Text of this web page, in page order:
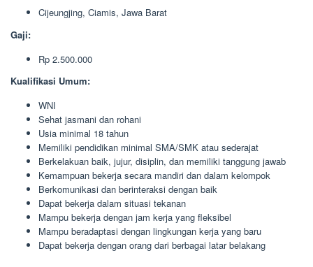
Cijeungjing, Ciamis, Jawa Barat
Gaji:
Rp 2.500.000
Kualifikasi Umum:
WNI
Sehat jasmani dan rohani
Usia minimal 18 tahun
Memiliki pendidikan minimal SMA/SMK atau sederajat
Berkelakuan baik, jujur, disiplin, dan memiliki tanggung jawab
Kemampuan bekerja secara mandiri dan dalam kelompok
Berkomunikasi dan berinteraksi dengan baik
Dapat bekerja dalam situasi tekanan
Mampu bekerja dengan jam kerja yang fleksibel
Mampu beradaptasi dengan lingkungan kerja yang baru
Dapat bekerja dengan orang dari berbagai latar belakang